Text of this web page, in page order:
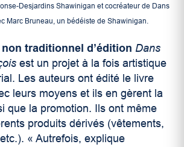
Desjardins Shawinigan et cocréateur de Dans
Marc Bruneau, un bédéiste de Shawinigan.
traditionnel d’édition Dans
est un projet à la fois artistique
Les auteurs ont édité le livre
leurs moyens et ils en gèrent la
que la promotion. Ils ont même
produits dérivés (vêtements,
« Autrefois, explique